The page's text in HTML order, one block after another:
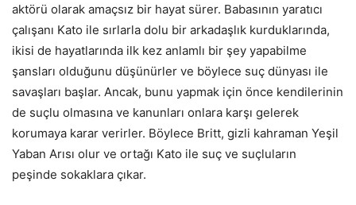
aktörü olarak amaçsız bir hayat sürer. Babasının yaratıcı
çalışanı Kato ile sırlarla dolu bir arkadaşlık kurduklarında,
ikisi de hayatlarında ilk kez anlamlı bir şey yapabilme
şansları olduğunu düşünürler ve böylece suç dünyası ile
savaşları başlar. Ancak, bunu yapmak için önce kendilerinin
de suçlu olmasına ve kanunları onlara karşı gelerek
korumaya karar verirler. Böylece Britt, gizli kahraman Yeşil
Yaban Arısı olur ve ortağı Kato ile suç ve suçluların
peşinde sokaklara çıkar.